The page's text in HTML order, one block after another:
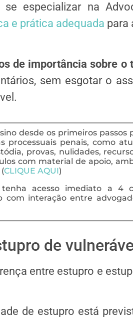
especializar na
e prática adequada para
de importância sobre o
sem esgotar o
desde os primeiros passos
processuais penais, como
provas, nulidades,
com material de apoio,
CLIQUE AQUI)
acesso imediato a 4
interação entre
de
entre estupro e
de estupro está